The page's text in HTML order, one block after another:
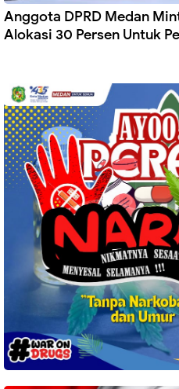
Anggota DPRD Medan
Alokasi 30 Persen Untuk